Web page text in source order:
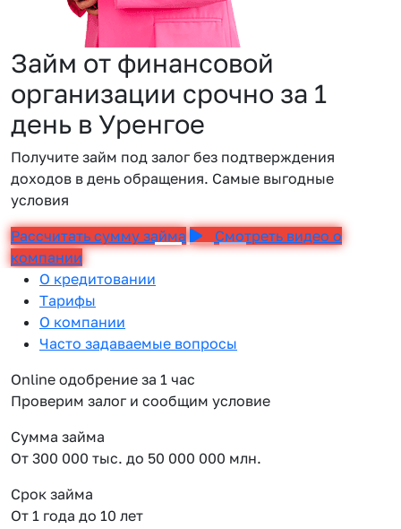
Займ от финансовой
организации срочно за 1
день в Уренгое
Получите займ под залог без подтверждения
доходов в день обращения. Самые выгодные
условия
Рассчитать сумму займа
Смотреть видео о
компании
О кредитовании
Тарифы
О компании
Часто задаваемые вопросы
Online одобрение за 1 час
Проверим залог и сообщим условие
Сумма займа
От 300 000 тыс. до 50 000 000 млн.
Срок займа
От 1 года до 10 лет